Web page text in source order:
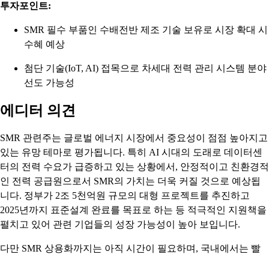
투자포인트:
SMR 필수 부품인 수배전반 제조 기술 보유로 시장 확대 시
수혜 예상
첨단 기술(IoT, AI) 접목으로 차세대 전력 관리 시스템 분야
선도 가능성
에디터 의견
SMR 관련주는 글로벌 에너지 시장에서 중요성이 점점 높아지고
있는 유망 테마로 평가됩니다. 특히 AI 시대의 도래로 데이터센
터의 전력 수요가 급증하고 있는 상황에서, 안정적이고 친환경적
인 전력 공급원으로서 SMR의 가치는 더욱 커질 것으로 예상됩
니다. 정부가 2조 5천억원 규모의 대형 프로젝트를 추진하고
2025년까지 표준설계 완료를 목표로 하는 등 적극적인 지원책을
펼치고 있어 관련 기업들의 성장 가능성이 높아 보입니다.
다만 SMR 상용화까지는 아직 시간이 필요하며, 국내에서는 빨